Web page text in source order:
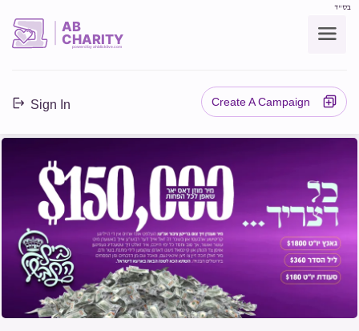
בס"ד
AB
CHARITY
powerd by ahblicklive.com
Sign In Create A Campaign